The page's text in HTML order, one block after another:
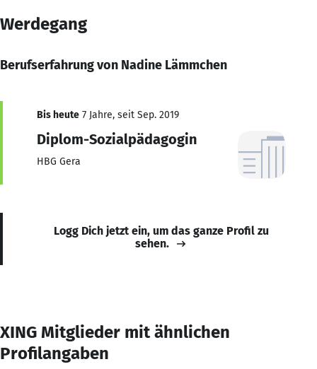
Werdegang
Berufserfahrung von Nadine Lämmchen
Bis heute 7 Jahre, seit Sep. 2019
Diplom-Sozialpädagogin
HBG Gera
Logg Dich jetzt ein, um das ganze Profil zu
sehen.
XING Mitglieder mit ähnlichen
Profilangaben